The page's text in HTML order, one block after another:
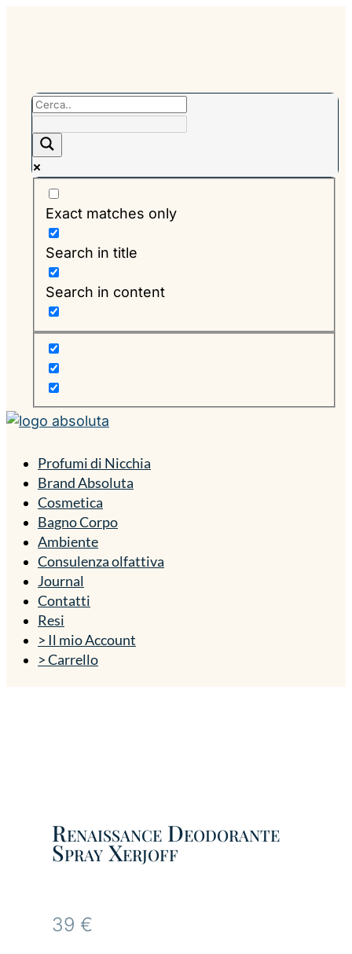
Exact matches only
Search in title
Search in content
Profumi di Nicchia
Brand Absoluta
Cosmetica
Bagno Corpo
Ambiente
Consulenza olfattiva
Journal
Contatti
Resi
> Il mio Account
> Carrello
Renaissance Deodorante
Spray Xerjoff
39 €